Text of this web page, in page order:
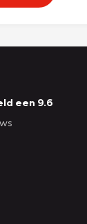
een 9.6